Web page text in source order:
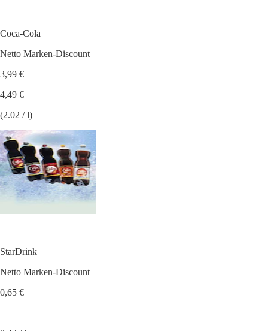
Coca-Cola
Netto Marken-Discount
3,99 €
4,49 €
(2.02 / l)
StarDrink
Netto Marken-Discount
0,65 €